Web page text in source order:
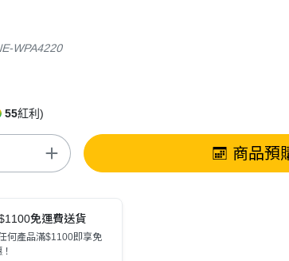
WPA4220
55紅利)
商品預
免運費送貨
何產品滿$1100即享免